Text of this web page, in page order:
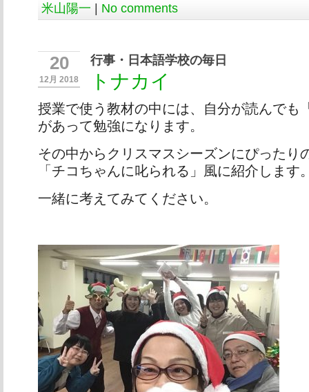
米山陽一 | No comments
20
12月 2018
行事・日本語学校の毎日
トナカイ
授業で使う教材の中には、自分が読んでも
があって勉強になります。
その中からクリスマスシーズンにぴったり
「チコちゃんに叱られる」風に紹介します
一緒に考えてみてください。